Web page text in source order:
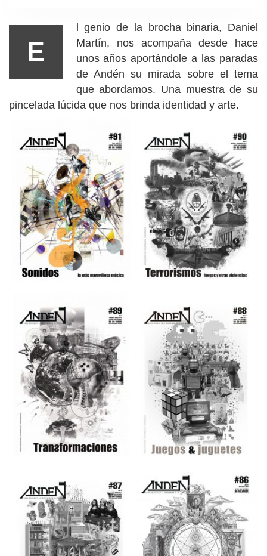
E
l genio de la brocha binaria, Daniel
Martín, nos acompaña desde hace
unos años aportándole a las paradas
de Andén su mirada sobre el tema
que abordamos. Una muestra de su
pincelada lúcida que nos brinda identidad y arte.